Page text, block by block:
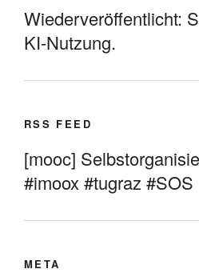
Wiederveröffentlicht:
KI-Nutzung.
RSS FEED
[mooc]
#imoox #tugraz #SOS
META